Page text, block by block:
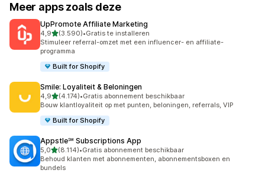
Meer apps zoals deze
UpPromote Affiliate Marketing
4,9van 5 sterren
(3.590)
3590 recensies in totaal
•Gratis te installeren
Stimuleer referral-omzet met een influencer- en affiliate-
programma
Built for Shopify
Smile: Loyaliteit & Beloningen
4,9van 5 sterren
(4.174)
4174 recensies in totaal
•Gratis abonnement beschikbaar
Bouw klantloyaliteit op met punten, beloningen, referrals, VIP
Built for Shopify
Appstle℠ Subscriptions App
5,0van 5 sterren
(8.114)
8114 recensies in totaal
•Gratis abonnement beschikbaar
Behoud klanten met abonnementen, abonnementsboxen en
bundels